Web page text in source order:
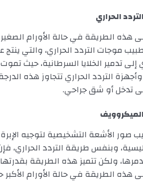
الحراري
هذه الطريقة في حالة الأورام
موجات التردد الحراري، والتي ينتج
تدمير الخلايا السرطانية، حيث
وأجهزة التردد الحراري تتجاوز هذه
تدخل أو شق جراحي.
صور الأشعة التشخيصية لتوجيه
وبنفس طريقة التردد الحراري،
ولكن تتميز هذه الطريقة
هذه الطريقة في حالة الأورام